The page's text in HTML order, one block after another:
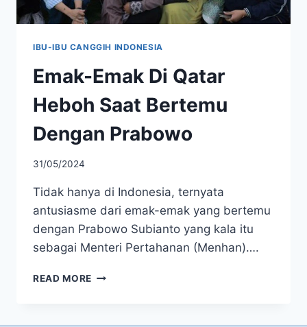
IBU-IBU CANGGIH INDONESIA
Emak-Emak Di Qatar
Heboh Saat Bertemu
Dengan Prabowo
31/05/2024
Tidak hanya di Indonesia, ternyata
antusiasme dari emak-emak yang bertemu
dengan Prabowo Subianto yang kala itu
sebagai Menteri Pertahanan (Menhan)….
READ MORE EMAK-